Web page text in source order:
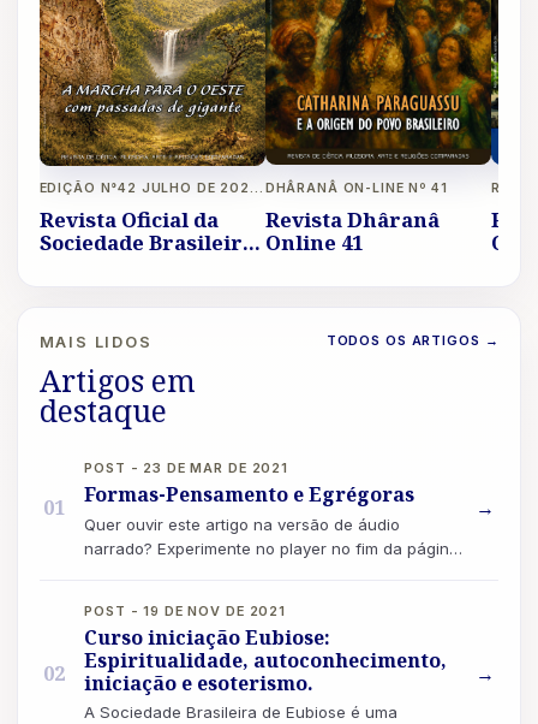
EDIÇÃO N°42 JULHO DE 2026 A OUTUBRO DE 2026 REVISTA LIVRE
Revista Oficial da
Sociedade Brasileira
DHÂRANÂ ON-LINE Nº 41
Revista Dhâranâ
Online 41
MAIS LIDOS
Artigos em
destaque
TODOS OS ARTIGOS →
01
POST - 23 DE MAR DE 2021
Formas-Pensamento e Egrégoras
Quer ouvir este artigo na versão de áudio
narrado? Experimente no player no fim da página!
→
02
POST - 19 DE NOV DE 2021
Curso iniciação Eubiose:
Espiritualidade, autoconhecimento,
iniciação e esoterismo.
A Sociedade Brasileira de Eubiose é uma
→